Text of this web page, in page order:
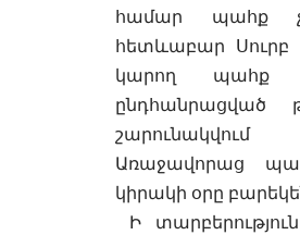
համար պահք
հետևաբար Սուրբ
կարող պահք
ընդհանրացված
Առաջավորաց
կիրակի օրը
Ի